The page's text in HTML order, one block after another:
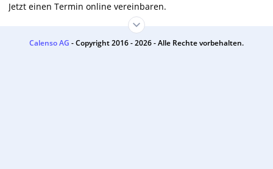
Jetzt einen Termin online vereinbaren.
Calenso AG - Copyright 2016 - 2026 - Alle Rechte vorbehalten.